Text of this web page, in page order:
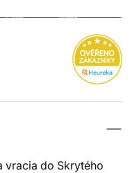
vracia do Skrytého